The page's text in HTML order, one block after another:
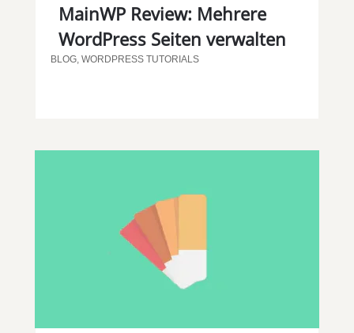
MainWP Review: Mehrere
WordPress Seiten verwalten
BLOG, WORDPRESS TUTORIALS